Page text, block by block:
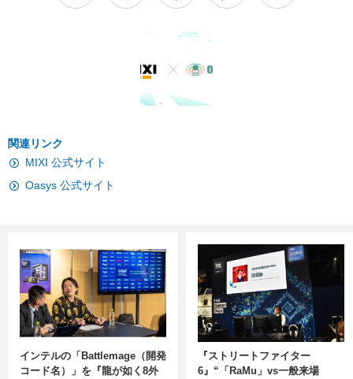
関連リンク
MIXI 公式サイト
Oasys 公式サイト
インテルの「Battlemage（開発
コード名）」を『龍が如く8外
『ストリートファイター
6』“「RaMu」vs一般来場